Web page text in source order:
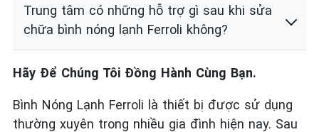
Trung tâm có những hỗ trợ gì sau khi sửa
chữa bình nóng lạnh Ferroli không?
Hãy Để Chúng Tôi Đồng Hành Cùng Bạn.
Bình Nóng Lạnh Ferroli là thiết bị được sử dụng
thường xuyên trong nhiều gia đình hiện nay. Sau